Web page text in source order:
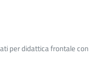
per didattica frontale con